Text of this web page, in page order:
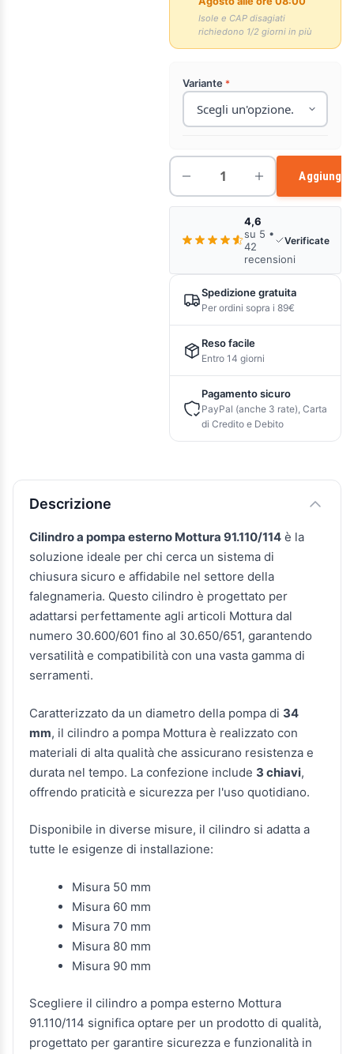
Isole e CAP disagiati
richiedono 1/2 giorni in più
Variante
Aggiungi
4,6
su 5 •
42
recensioni
Verificate
Spedizione gratuita
Per ordini sopra i 89€
Reso facile
Entro 14 giorni
Pagamento sicuro
PayPal (anche 3 rate), Carta
di Credito e Debito
Descrizione e caratteristiche
Descrizione
Cilindro a pompa esterno Mottura 91.110/114 è la
soluzione ideale per chi cerca un sistema di
chiusura sicuro e affidabile nel settore della
falegnameria. Questo cilindro è progettato per
adattarsi perfettamente agli articoli Mottura dal
numero 30.600/601 fino al 30.650/651, garantendo
versatilità e compatibilità con una vasta gamma di
serramenti.
Caratterizzato da un diametro della pompa di 34
mm, il cilindro a pompa Mottura è realizzato con
materiali di alta qualità che assicurano resistenza e
durata nel tempo. La confezione include 3 chiavi,
offrendo praticità e sicurezza per l'uso quotidiano.
Disponibile in diverse misure, il cilindro si adatta a
tutte le esigenze di installazione:
Misura 50 mm
Misura 60 mm
Misura 70 mm
Misura 80 mm
Misura 90 mm
Scegliere il cilindro a pompa esterno Mottura
91.110/114 significa optare per un prodotto di qualità,
progettato per garantire sicurezza e funzionalità in